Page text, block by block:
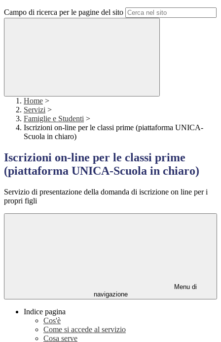
Campo di ricerca per le pagine del sito
Home >
Servizi >
Famiglie e Studenti >
Iscrizioni on-line per le classi prime (piattaforma UNICA-
Scuola in chiaro)
Iscrizioni on-line per le classi prime
(piattaforma UNICA-Scuola in chiaro)
Servizio di presentazione della domanda di iscrizione on line per i
propri figli
Menu di
navigazione
Indice pagina
Cos'è
Come si accede al servizio
Cosa serve